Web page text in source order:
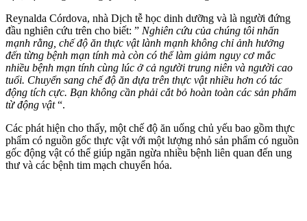
Reynalda Córdova, nhà Dịch tễ học dinh dưỡng và là người đứng
đầu nghiên cứu trên cho biết: ” Nghiên cứu của chúng tôi nhấn
mạnh rằng, chế độ ăn thực vật lành mạnh không chỉ ảnh hưởng
đến từng bệnh mạn tính mà còn có thể làm giảm nguy cơ mắc
nhiều bệnh mạn tính cùng lúc ở cả người trung niên và người cao
tuổi. Chuyển sang chế độ ăn dựa trên thực vật nhiều hơn có tác
động tích cực. Bạn không cần phải cắt bỏ hoàn toàn các sản phẩm
từ động vật“.
Các phát hiện cho thấy, một chế độ ăn uống chủ yếu bao gồm thực
phẩm có nguồn gốc thực vật với một lượng nhỏ sản phẩm có nguồn
gốc động vật có thể giúp ngăn ngừa nhiều bệnh liên quan đến ung
thư và các bệnh tim mạch chuyển hóa.